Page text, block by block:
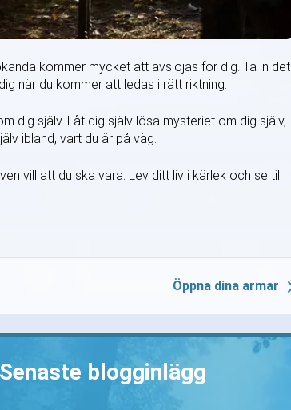
kommer mycket att avslöjas för dig. Ta in det
när du kommer att ledas i rätt riktning.
dig själv. Låt dig själv lösa mysteriet om dig själv,
ibland, vart du är på väg.
vill att du ska vara. Lev ditt liv i kärlek och se till
Öppna dina armar
Senaste blogginlägg